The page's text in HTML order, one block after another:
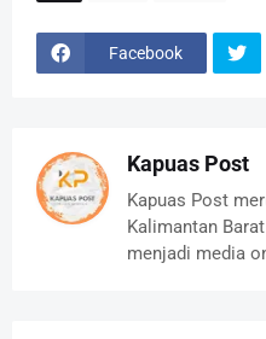
Facebook
Kapuas Post
Kapuas Post
Kalimantan
menjadi media